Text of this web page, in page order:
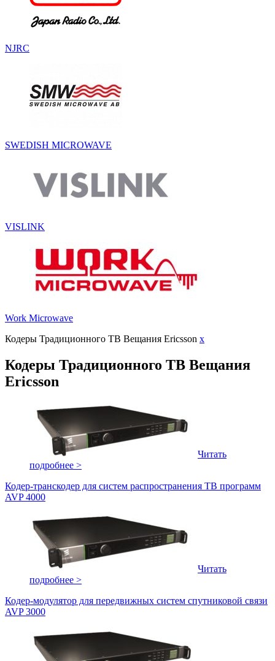
NJRC
SWEDISH MICROWAVE
VISLINK
Work Microwave
Кодеры Традиционного ТВ Вещания Ericsson x
Кодеры Традиционного ТВ Вещания
Ericsson
Читать
подробнее >
Кодер-транскодер для систем распространения ТВ программ
AVP 4000
Читать
подробнее >
Кодер-модулятор для передвижных систем спутниковой связи
AVP 3000